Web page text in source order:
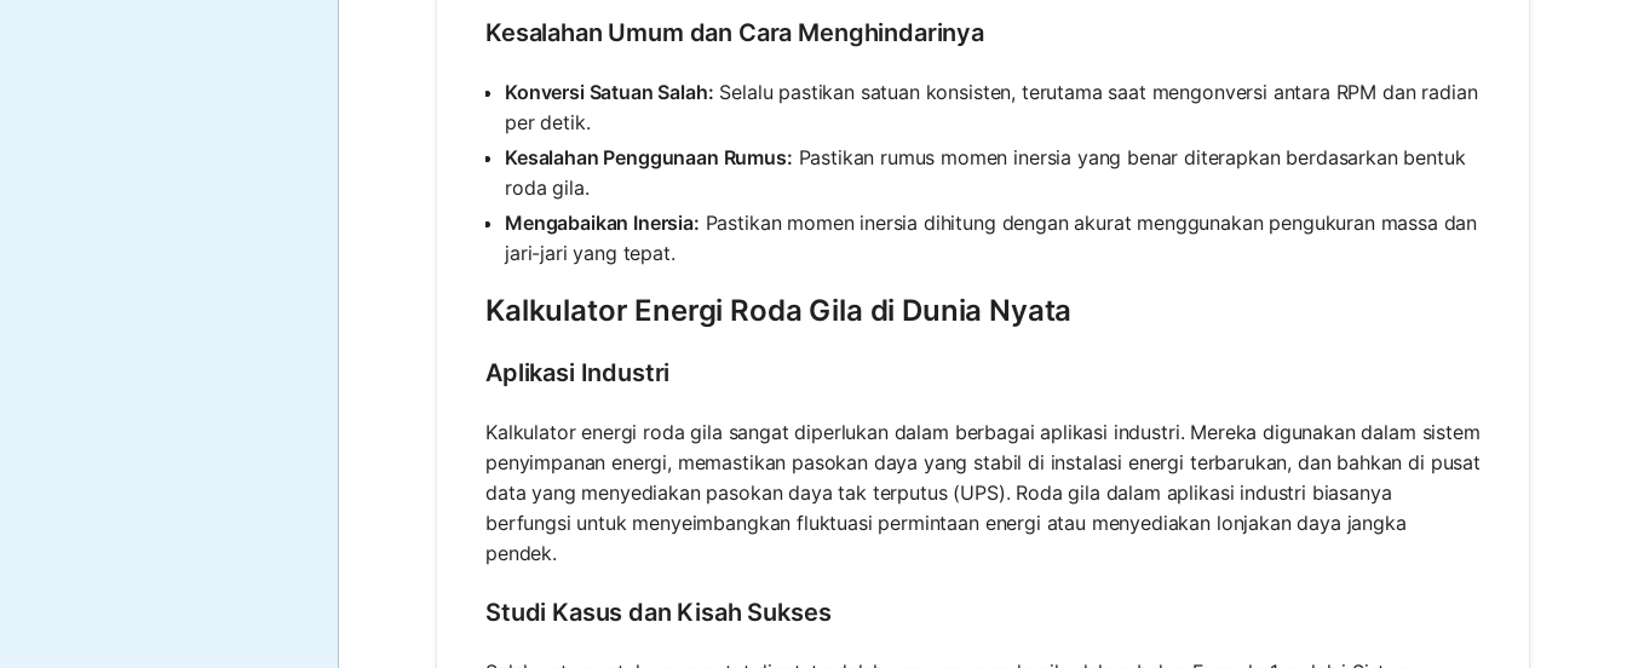
Kesalahan Umum dan Cara Menghindarinya
Konversi Satuan Salah: Selalu pastikan satuan konsisten, terutama saat mengonversi antara RPM dan radian
per detik.
Kesalahan Penggunaan Rumus: Pastikan rumus momen inersia yang benar diterapkan berdasarkan bentuk
roda gila.
Mengabaikan Inersia: Pastikan momen inersia dihitung dengan akurat menggunakan pengukuran massa dan
jari-jari yang tepat.
Kalkulator Energi Roda Gila di Dunia Nyata
Aplikasi Industri
Kalkulator energi roda gila sangat diperlukan dalam berbagai aplikasi industri. Mereka digunakan dalam sistem
penyimpanan energi, memastikan pasokan daya yang stabil di instalasi energi terbarukan, dan bahkan di pusat
data yang menyediakan pasokan daya tak terputus (UPS). Roda gila dalam aplikasi industri biasanya
berfungsi untuk menyeimbangkan fluktuasi permintaan energi atau menyediakan lonjakan daya jangka
pendek.
Studi Kasus dan Kisah Sukses